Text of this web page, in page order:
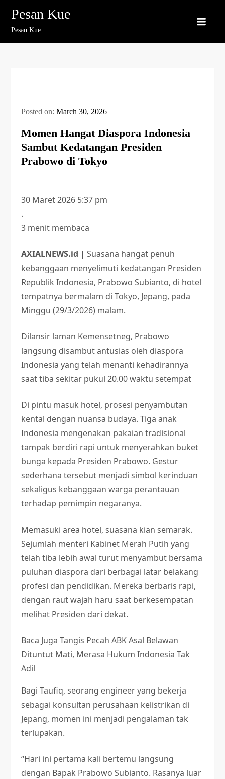
content
Pesan Kue
Pesan Kue
Posted on:March 30, 2026
Momen Hangat Diaspora Indonesia
Sambut Kedatangan Presiden
Prabowo di Tokyo
30 Maret 2026 5:37 pm
.
3 menit membaca
AXIALNEWS.id | Suasana hangat penuh
kebanggaan menyelimuti kedatangan Presiden
Republik Indonesia, Prabowo Subianto, di hotel
tempatnya bermalam di Tokyo, Jepang, pada
Minggu (29/3/2026) malam.
Dilansir laman Kemensetneg, Prabowo
langsung disambut antusias oleh diaspora
Indonesia yang telah menanti kehadirannya
saat tiba sekitar pukul 20.00 waktu setempat
Di pintu masuk hotel, prosesi penyambutan
kental dengan nuansa budaya. Tiga anak
Indonesia mengenakan pakaian tradisional
tampak berdiri rapi untuk menyerahkan buket
bunga kepada Presiden Prabowo. Gestur
sederhana tersebut menjadi simbol kerinduan
sekaligus kebanggaan warga perantauan
terhadap pemimpin negaranya.
Memasuki area hotel, suasana kian semarak.
Sejumlah menteri Kabinet Merah Putih yang
telah tiba lebih awal turut menyambut bersama
puluhan diaspora dari berbagai latar belakang
profesi dan pendidikan. Mereka berbaris rapi,
dengan raut wajah haru saat berkesempatan
melihat Presiden dari dekat.
Baca Juga Tangis Pecah ABK Asal Belawan
Dituntut Mati, Merasa Hukum Indonesia Tak
Adil
Bagi Taufiq, seorang engineer yang bekerja
sebagai konsultan perusahaan kelistrikan di
Jepang, momen ini menjadi pengalaman tak
terlupakan.
“Hari ini pertama kali bertemu langsung
dengan Bapak Prabowo Subianto. Rasanya luar